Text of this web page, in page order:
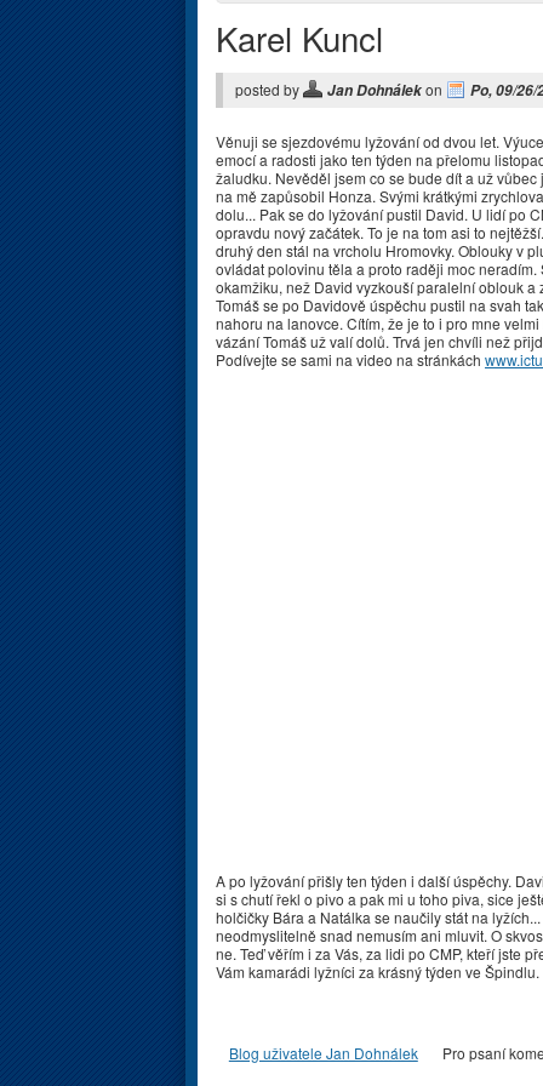
Karel Kuncl
posted by Jan Dohnálekon Po, 09/26/
Věnuji se sjezdovému lyžování od dvou let.
emocí a radosti jako ten týden na přelomu
žaludku. Nevěděl jsem co se bude dít a už
na mě zapůsobil Honza. Svými krátkými
dolu... Pak se do lyžování pustil David. U lidí po
opravdu nový začátek. To je na tom asi to
druhý den stál na vrcholu Hromovky. Oblouky v
ovládat polovinu těla a proto raději moc
okamžiku, než David vyzkouší paralelní oblouk a
Tomáš se po Davidově úspěchu pustil na svah
nahoru na lanovce. Cítím, že je to i pro mne
vázání Tomáš už valí dolů. Trvá jen chvíli než
Podívejte se sami na video na stránkách
A po lyžování přišly ten týden i další úspěchy.
si s chutí řekl o pivo a pak mi u toho piva, sice
holčičky Bára a Natálka se naučily stát na
neodmyslitelně snad nemusím ani mluvit. O
ne. Teď věřím i za Vás, za lidi po CMP, kteří jste
Vám kamarádi lyžníci za krásný týden ve Špindlu.
Blog uživatele Jan Dohnálek Pro psaní